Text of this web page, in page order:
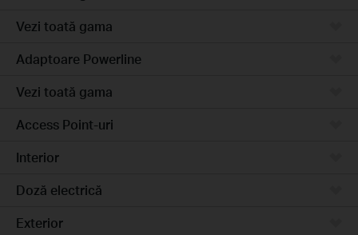
Vezi toată gama
Adaptoare Powerline
Vezi toată gama
Access Point-uri
Interior
Doză electrică
Exterior